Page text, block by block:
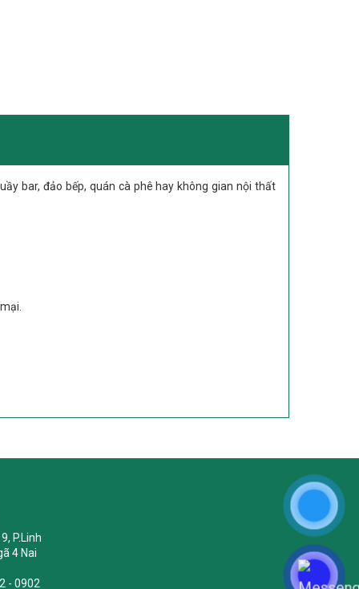
bar, đảo bếp, quán cà phê hay không gian nội thất
P.Linh
4 Nai
- 0902